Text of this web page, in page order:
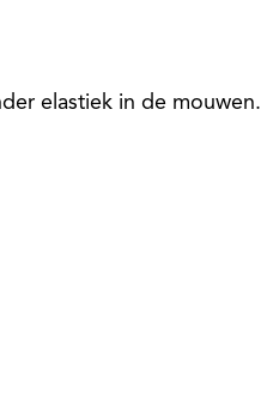
elastiek in de mouwen.